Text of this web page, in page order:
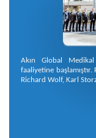
Akın Global
faaliyetine
Richard Wolf, Karl